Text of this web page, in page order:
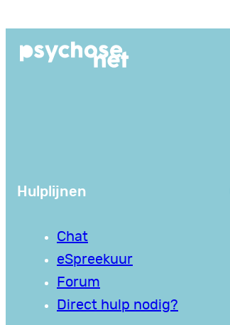
de
Hulplijnen
Chat
eSpreekuur
Forum
Direct hulp nodig?